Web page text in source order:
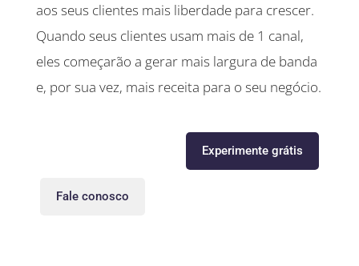
aos seus clientes mais liberdade para crescer.
Quando seus clientes usam mais de 1 canal,
eles começarão a gerar mais largura de banda
e, por sua vez, mais receita para o seu negócio.
Experimente grátis
Fale conosco